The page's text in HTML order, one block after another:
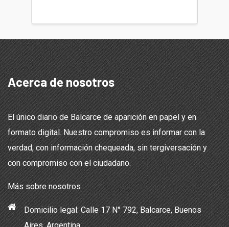
Acerca de nosotros
El único diario de Balcarce de aparición en papel y en
formato digital. Nuestro compromiso es informar con la
verdad, con información chequeada, sin tergiversación y
con compromiso con el ciudadano.
Más sobre nosotros
Domicilio legal: Calle 17 N° 792, Balcarce, Buenos